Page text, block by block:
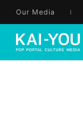
Our Media